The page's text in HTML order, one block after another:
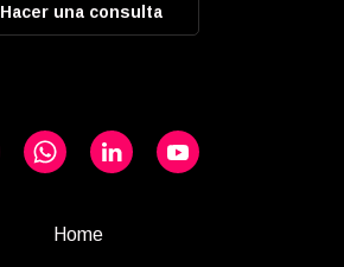
Hacer una consulta
Home